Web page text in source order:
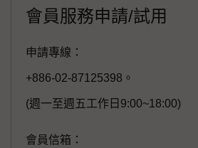
會員服務申請/試用
申請專線：
+886-02-87125398。
(週一至週五工作日9:00~18:00)
會員信箱：